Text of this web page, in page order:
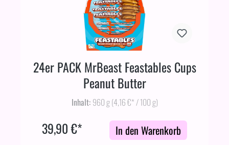
24er PACK MrBeast Feastables Cups
Peanut Butter
Inhalt: 960 g(4,16 €* / 100 g)
39,90 €* In den Warenkorb